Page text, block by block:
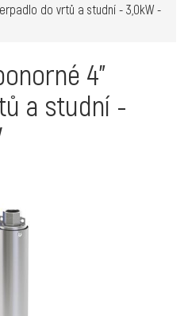
do vrtů a studní - 3,0kW -
4"
a studní -